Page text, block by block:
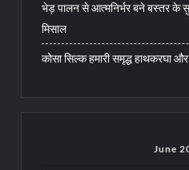
भेड़ पालन से आत्मनिर्भर बने बस्तर के
मिसाल
कोसा सिल्क हमारी समृद्ध हाथकरघा
June